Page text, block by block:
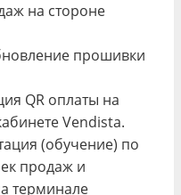
на стороне
прошивки
QR оплаты на
Vendista.
(обучение) по
продаж и
терминале